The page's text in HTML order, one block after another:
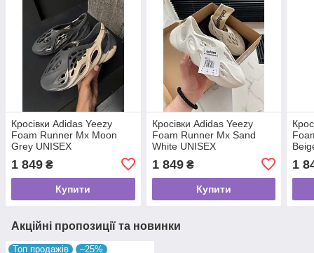
Кросівки Adidas Yeezy
Foam Runner Mx Moon
Grey UNISEX
1 849 ₴
Купити
Кросівки Adidas Yeezy
Foam Runner Mx Sand
White UNISEX
1 849₴
Купити
1
Акційні пропозиції та новинки
Топ продажів –25%